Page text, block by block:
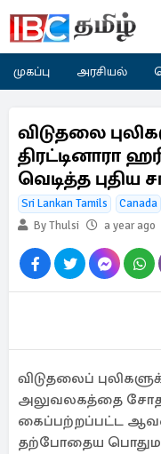
முகப்பு அரசியல்
விடுதலை
திரட்டினாரா
வெடித்த புதிய
Sri Lankan Tamils Canada
By Thulsi
a year ago
விடுதலைப்
அலுவலகத்தை
கைப்பற்றப்பட்ட
தற்போதைய